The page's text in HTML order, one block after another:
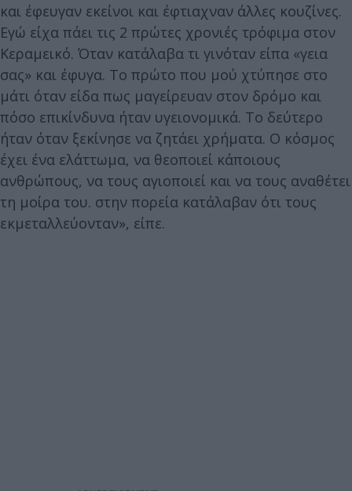
και έφευγαν εκείνοι και έφτιαχναν άλλες κουζίνες.
Εγώ είχα πάει τις 2 πρώτες χρονιές τρόφιμα στον
Κεραμεικό. Όταν κατάλαβα τι γινόταν είπα «γεια
σας» και έφυγα. Το πρώτο που μού χτύπησε στο
μάτι όταν είδα πως μαγείρευαν στον δρόμο και
πόσο επικίνδυνα ήταν υγειονομικά. Το δεύτερο
ήταν όταν ξεκίνησε να ζητάει χρήματα. Ο κόσμος
έχει ένα ελάττωμα, να θεοποιεί κάποιους
ανθρώπους, να τους αγιοποιεί και να τους αναθέτει
τη μοίρα του. στην πορεία κατάλαβαν ότι τους
εκμεταλλεύονταν», είπε.